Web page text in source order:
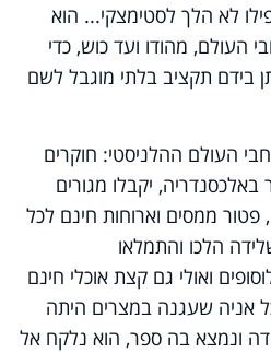
לא הלך לסטימצקי... הוא
העולם, מהודו ועד כוש, כדי
בידם תקציב בלתי מוגבל לשם
העולם ההלניסטי: חוקרים
יקבלו מגורים
ממסים וארוחות חינם לכל
הלכו והתמלאו
ואולי גם קצת אוכלי חינם
אניה שעגנה במצרים היתה
ונמצא בה ספר, הוא נלקח אל